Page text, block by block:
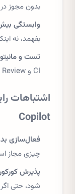
بدون مجوز
وابستگی
بفهمد، نه
تست و
CI و Code Review کنترل شود.
Copilot
فعال‌سازی
چیزی مجاز
پذیرش
شود، حتی